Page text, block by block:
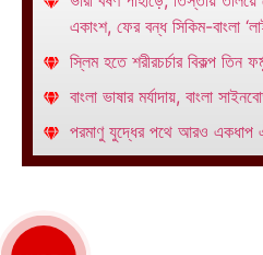
একাংশ, ফের বন্ধ সিকিম-বাংলা
স্লিম হতে শরীরচর্চার বিকল্প তিন
বাংলা ভাষার মর্যাদায়, বাংলা
পরমাণু যুদ্ধের পথে আরও একধাপ